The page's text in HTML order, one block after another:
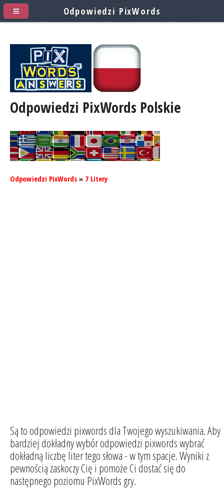
Odpowiedzi PixWords Polskie
Odpowiedzi PixWords » 7 Litery
Są to odpowiedzi pixwords dla Twojego wyszukiwania. Aby
bardziej dokładny wybór odpowiedzi pixwords wybrać
dokładną liczbę liter tego słowa - w tym spacje. Wyniki z
pewnością zaskoczy Cię i pomoże Ci dostać się do
następnego poziomu PixWords gry.
Odpowiedzi PixWords